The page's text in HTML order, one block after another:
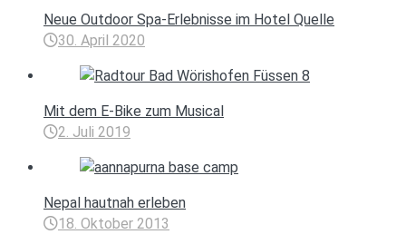
Neue Outdoor Spa-Erlebnisse im Hotel Quelle
30. April 2020
Mit dem E-Bike zum Musical
2. Juli 2019
Nepal hautnah erleben
18. Oktober 2013